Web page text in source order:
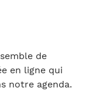
de
en ligne qui
notre agenda.